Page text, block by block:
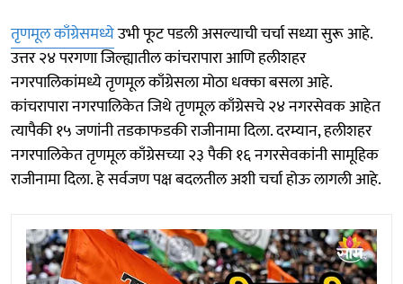
तृणमूल काँग्रेसमध्येउभी फूट पडली असल्याची चर्चा सध्या सुरू आहे.
उत्तर २४ परगणा जिल्ह्यातील कांचरापारा आणि हलीशहर
नगरपालिकांमध्ये तृणमूल काँग्रेसला मोठा धक्का बसला आहे.
कांचरापारा नगरपालिकेत जिथे तृणमूल काँग्रेसचे २४ नगरसेवक आहेत
त्यापैकी १५ जणांनी तडकाफडकी राजीनामा दिला. दरम्यान, हलीशहर
नगरपालिकेत तृणमूल काँग्रेसच्या २३ पैकी १६ नगरसेवकांनी सामूहिक
राजीनामा दिला. हे सर्वजण पक्ष बदलतील अशी चर्चा होऊ लागली आहे.